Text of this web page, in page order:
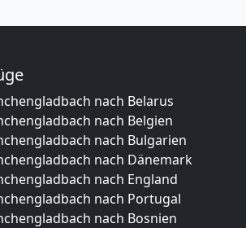
nach Belarus
nach Belgien
nach Bulgarien
nach Dänemark
nach England
nach Portugal
nach Bosnien